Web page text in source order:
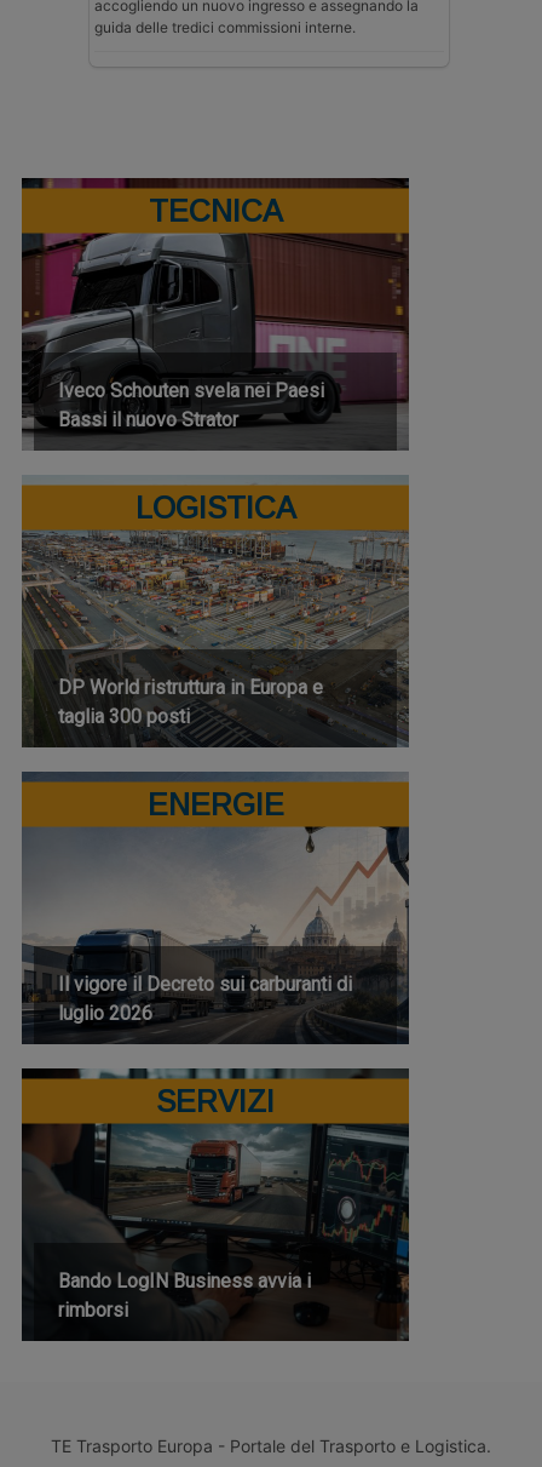
accogliendo un nuovo ingresso e assegnando la
guida delle tredici commissioni interne.
TECNICA
Iveco Schouten svela nei Paesi
Bassi il nuovo Strator
LOGISTICA
DP World ristruttura in Europa e
taglia 300 posti
ENERGIE
Il vigore il Decreto sui carburanti di
luglio 2026
SERVIZI
Bando LogIN Business avvia i
rimborsi
TE Trasporto Europa - Portale del Trasporto e Logistica.